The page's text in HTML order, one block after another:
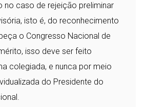
no caso de rejeição preliminar
isto é, do reconhecimento
o Congresso Nacional de
isso deve ser feito
colegiada, e nunca por meio
do Presidente do